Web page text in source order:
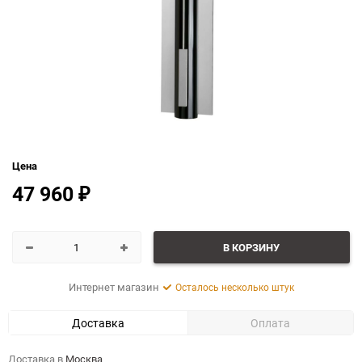
Цена
47 960 ₽
В КОРЗИНУ
Интернет магазин Осталось несколько штук
Доставка Оплата
Доставка в Москва